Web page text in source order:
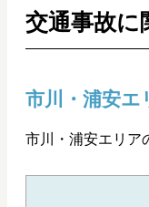
交通事故に
市川・浦安
市川・浦安エリア